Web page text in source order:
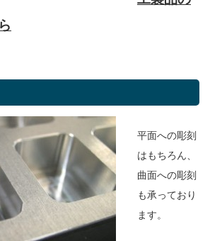
平面への彫刻
はもちろん、
曲面への彫刻
も承っており
ます。